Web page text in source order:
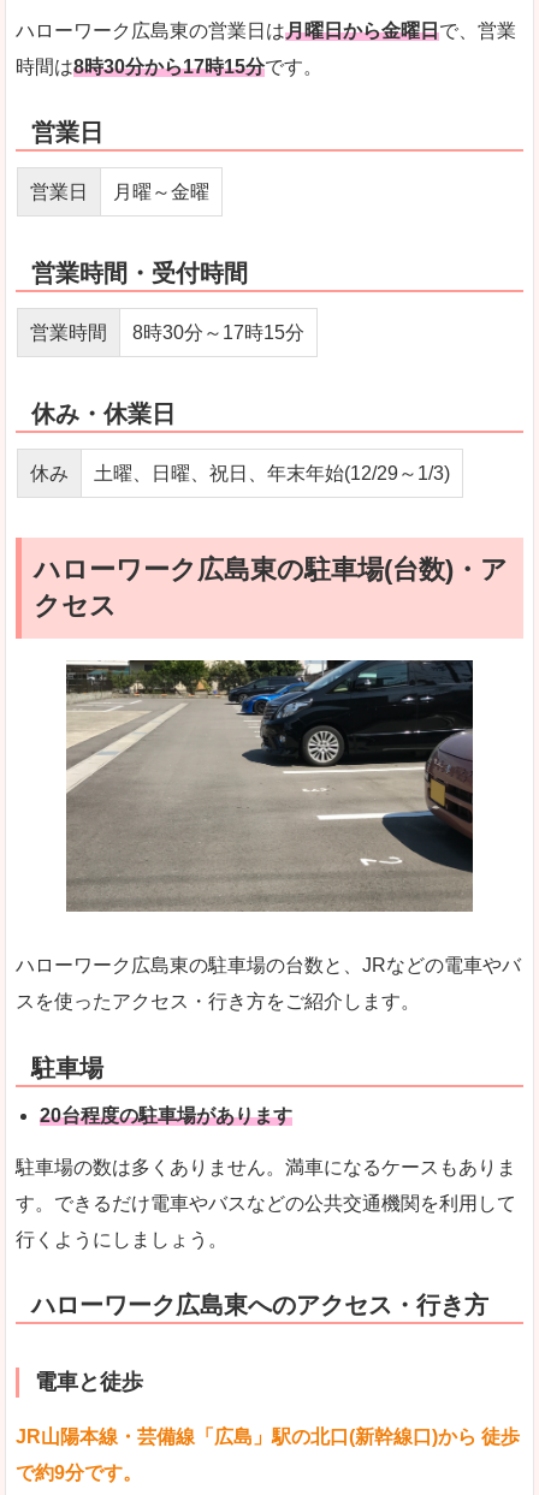
ハローワーク広島東の営業日は月曜日から金曜日で、営業
時間は8時30分から17時15分です。
営業日
営業日 月曜～金曜
営業時間・受付時間
営業時間 8時30分～17時15分
休み・休業日
休み 土曜、日曜、祝日、年末年始(12/29～1/3)
ハローワーク広島東の駐車場(台数)・ア
クセス
ハローワーク広島東の駐車場の台数と、JRなどの電車やバ
スを使ったアクセス・行き方をご紹介します。
駐車場
20台程度の駐車場があります
駐車場の数は多くありません。満車になるケースもありま
す。できるだけ電車やバスなどの公共交通機関を利用して
行くようにしましょう。
ハローワーク広島東へのアクセス・行き方
電車と徒歩
JR山陽本線・芸備線「広島」駅の北口(新幹線口)から 徒歩
で約9分です。